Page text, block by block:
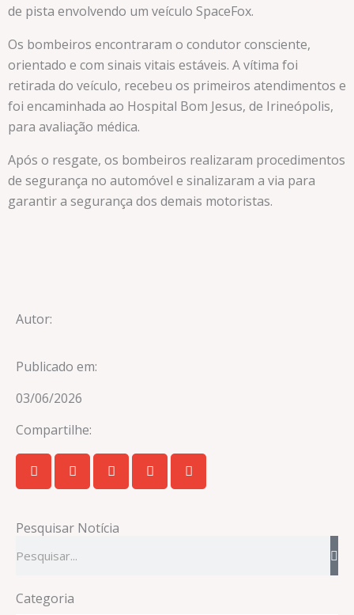
de pista envolvendo um veículo SpaceFox.
Os bombeiros encontraram o condutor consciente,
orientado e com sinais vitais estáveis. A vítima foi
retirada do veículo, recebeu os primeiros atendimentos e
foi encaminhada ao Hospital Bom Jesus, de Irineópolis,
para avaliação médica.
Após o resgate, os bombeiros realizaram procedimentos
de segurança no automóvel e sinalizaram a via para
garantir a segurança dos demais motoristas.
Autor:
Publicado em:
03/06/2026
Compartilhe:
Pesquisar Notícia
Categoria